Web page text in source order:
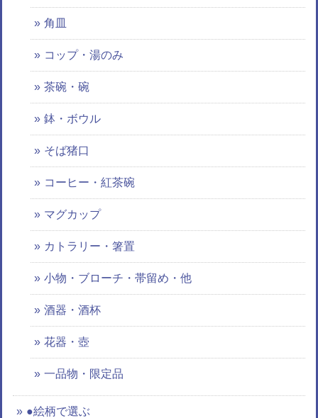
角皿
コップ・湯のみ
茶碗・碗
鉢・ボウル
そば猪口
コーヒー・紅茶碗
マグカップ
カトラリー・箸置
小物・ブローチ・帯留め・他
酒器・酒杯
花器・壺
一品物・限定品
●絵柄で選ぶ